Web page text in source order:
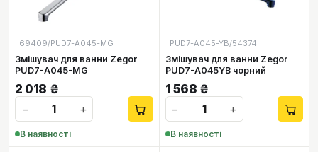
69409/PUD7-A045-MG
Змішувач для ванни Zegor
PUD7-A045-MG
2 018 ₴
−
+
В наявності
PUD7-A045-YB/54374
Змішувач для ванни Zegor
PUD7-A045YB чорний
1 568 ₴
−
+
В наявності